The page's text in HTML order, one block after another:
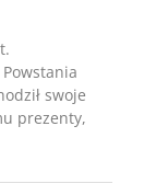
Powstania
swoje
prezenty,